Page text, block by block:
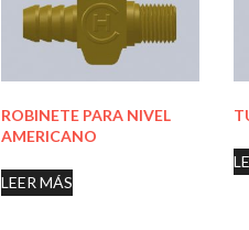
ROBINETE PARA NIVEL
AMERICANO
LEER MÁS